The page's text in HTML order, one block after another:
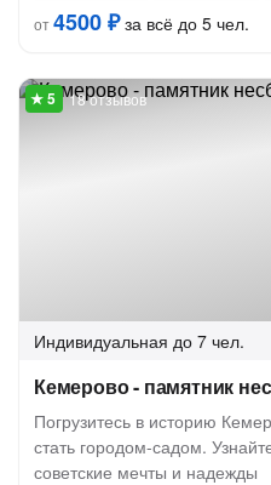
от4500 ₽за всё до 5 чел.
18 отзывов
Индивидуальная до 7 чел.
Кемерово - памятник
Погрузитесь в историю
стать городом-садом.
советские мечты и надежды